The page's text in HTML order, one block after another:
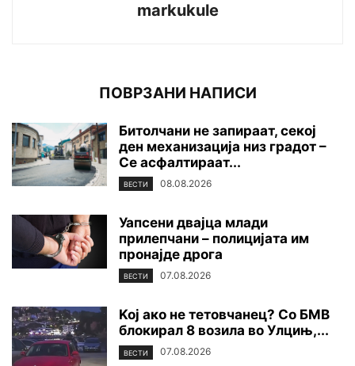
markukule
ПОВРЗАНИ НАПИСИ
Битолчани не запираат, секој
ден механизација низ градот –
Се асфалтираат...
ВЕСТИ 08.08.2026
Уапсени двајца млади
прилепчани – полицијата им
пронајде дpoга
ВЕСТИ 07.08.2026
Koj ако не тетовчанец? Со БМВ
блокирал 8 возила во Улцињ,...
ВЕСТИ 07.08.2026